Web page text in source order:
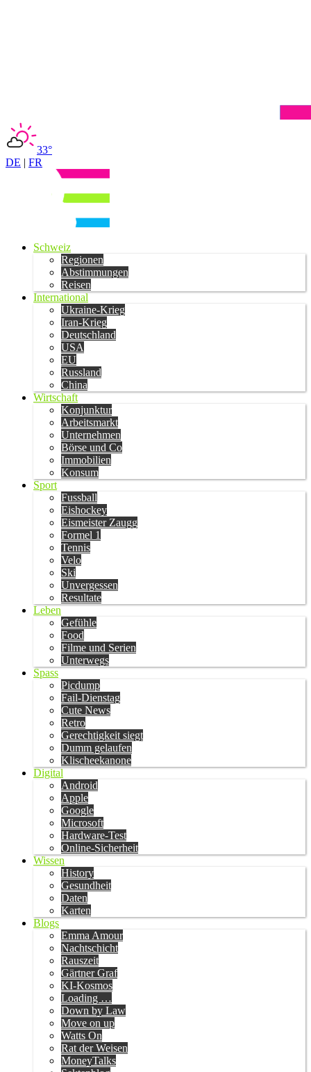
33°
DE | FR
Schweiz
Regionen
Abstimmungen
Reisen
International
Ukraine-Krieg
Iran-Krieg
Deutschland
USA
EU
Russland
China
Wirtschaft
Konjunktur
Arbeitsmarkt
Unternehmen
Börse und Co
Immobilien
Konsum
Sport
Fussball
Eishockey
Eismeister Zaugg
Formel 1
Tennis
Velo
Ski
Unvergessen
Resultate
Leben
Gefühle
Food
Filme und Serien
Unterwegs
Spass
Picdump
Fail-Dienstag
Cute News
Retro
Gerechtigkeit siegt
Dumm gelaufen
Klischeekanone
Digital
Android
Apple
Google
Microsoft
Hardware-Test
Online-Sicherheit
Wissen
History
Gesundheit
Daten
Karten
Blogs
Emma Amour
Nachtschicht
Rauszeit
Gärtner Graf
KI-Kosmos
Loading …
Down by Law
Move on up
Watts On
Rat der Weisen
MoneyTalks